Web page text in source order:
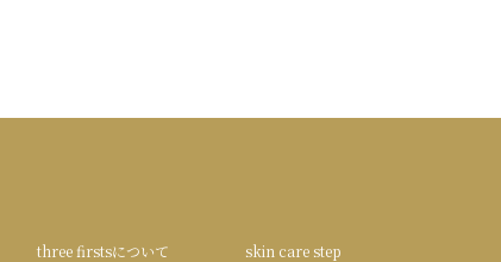
three firstsについて
skin care step